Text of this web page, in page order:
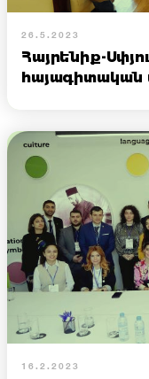
26.5.2023
Հայրենիք-
հայագիտական
16.2.2023